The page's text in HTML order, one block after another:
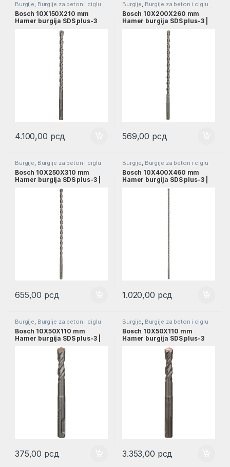
Burgije, Burgije za beton i ciglu
SDS PLUS , Burgije za beton SDS
PLUS,Pribor
Bosch 10X150X210 mm
Hamer burgija SDS plus-3
4.100,00 рсд
Burgije, Burgije za beton i ciglu
SDS PLUS , Burgije za beton SDS
PLUS,Pribor
Bosch 10X200X260 mm
Hamer burgija SDS plus-3 |
569,00 рсд
Burgije, Burgije za beton i ciglu
SDS PLUS , Burgije za beton SDS
PLUS,Pribor
Bosch 10X250X310 mm
Hamer burgija SDS plus-3 |
655,00 рсд
Burgije, Burgije za beton i ciglu
SDS PLUS , Burgije za beton SDS
PLUS,Pribor
Bosch 10X400X460 mm
Hamer burgija SDS plus-3 |
1.020,00 рсд
Burgije, Burgije za beton i ciglu
SDS PLUS , Burgije za beton SDS
PLUS,Pribor
Bosch 10X50X110 mm
Hamer burgija SDS plus-3 |
375,00 рсд
Burgije, Burgije za beton i ciglu
SDS PLUS , Burgije za beton SDS
PLUS,Pribor
Bosch 10X50X110 mm
Hamer burgija SDS plus-3
3.353,00 рсд